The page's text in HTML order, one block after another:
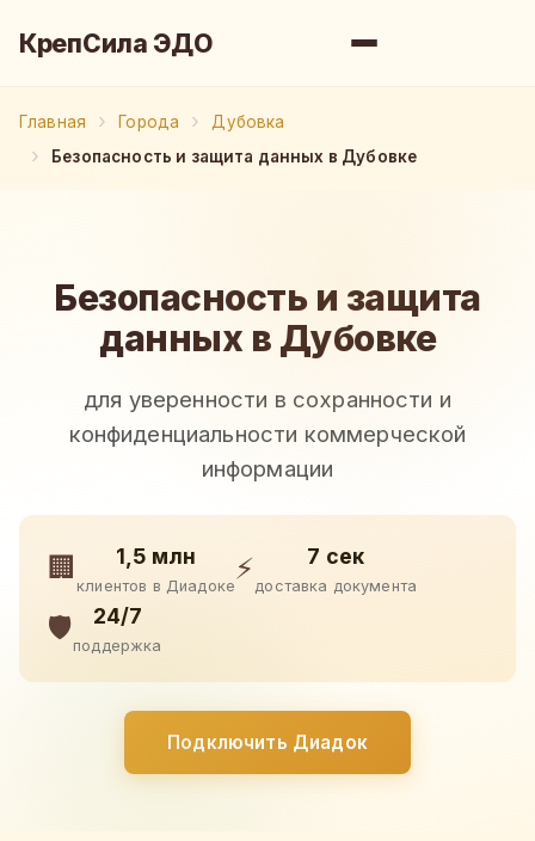
КрепСила ЭДО
Главная Города
Дубовка
Безопасность и защита данных в Дубовке
Безопасность и защита
данных в Дубовке
для уверенности в сохранности и
конфиденциальности коммерческой
информации
🏢 1,5 млн
клиентов в Диадоке
⚡ 7 сек
доставка документа
🛡️ 24/7
поддержка
Подключить Диадок